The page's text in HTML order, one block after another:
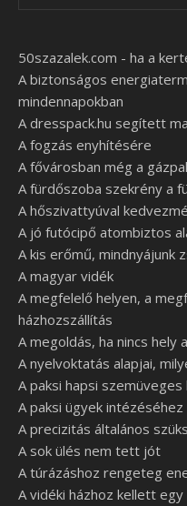
50szazalek.com - ha a
A biztonságos
mindennapokban
A dresspack.hu segített
A fogzás enyhítésére
A fővárosban még a
A fürdőszoba szekrény a
A hőszivattyúval
A jó futócipő atombiztos
A kis erőmű, mindnyájunk
A magyar vidék
A megfelelő helyen, a
házhozszállítás
A megoldás, ha nincs hely
A nyelvoktatás alapjai,
A paksi hapsi szemüveges
A paksi ügyek
A precizitás általános
A sok ülés nem tett jót
A túrázáshoz rengeteg
A vidéki házhoz kellett